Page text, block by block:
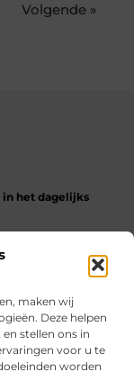
maken wij
Deze helpen
stellen ons in
voor u te
worden
Volgende »
in het dagelijks
van je dagelijkse